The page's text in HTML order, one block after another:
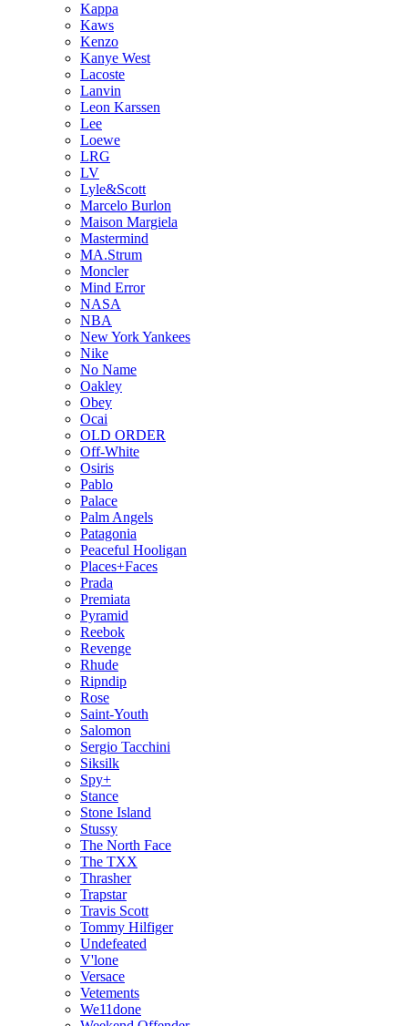
Kappa
Kaws
Kenzo
Kanye West
Lacoste
Lanvin
Leon Karssen
Lee
Loewe
LRG
LV
Lyle&Scott
Marcelo Burlon
Maison Margiela
Mastermind
MA.Strum
Moncler
Mind Error
NASA
NBA
New York Yankees
Nike
No Name
Oakley
Obey
Ocai
OLD ORDER
Off-White
Osiris
Pablo
Palace
Palm Angels
Patagonia
Peaceful Hooligan
Places+Faces
Prada
Premiata
Pyramid
Reebok
Revenge
Rhude
Ripndip
Rose
Saint-Youth
Salomon
Sergio Tacchini
Siksilk
Spy+
Stance
Stone Island
Stussy
The North Face
The TXX
Thrasher
Trapstar
Travis Scott
Tommy Hilfiger
Undefeated
V'lone
Versace
Vetements
We11done